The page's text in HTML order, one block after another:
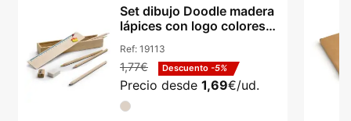
Set dibujo Doodle madera
lápices con logo colores
Ref: 19113
1,77€ Descuento -5%
Precio desde 1,69€/ud.